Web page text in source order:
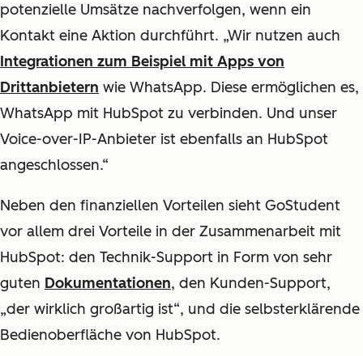
potenzielle Umsätze nachverfolgen, wenn ein
Kontakt eine Aktion durchführt. „Wir nutzen auch
Integrationen zum Beispiel mit Apps von
Drittanbietern wie WhatsApp. Diese ermöglichen es,
WhatsApp mit HubSpot zu verbinden. Und unser
Voice-over-IP-Anbieter ist ebenfalls an HubSpot
angeschlossen.“
Neben den finanziellen Vorteilen sieht GoStudent
vor allem drei Vorteile in der Zusammenarbeit mit
HubSpot: den Technik-Support in Form von sehr
guten Dokumentationen, den Kunden-Support,
„der wirklich großartig ist“, und die selbsterklärende
Bedienoberfläche von HubSpot.